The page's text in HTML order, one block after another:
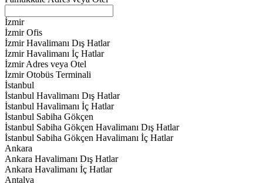
İzmir
İzmir Ofis
İzmir Havalimanı Dış Hatlar
İzmir Havalimanı İç Hatlar
İzmir Adres veya Otel
İzmir Otobüs Terminali
İstanbul
İstanbul Havalimanı Dış Hatlar
İstanbul Havalimanı İç Hatlar
İstanbul Sabiha Gökçen
İstanbul Sabiha Gökçen Havalimanı Dış Hatlar
İstanbul Sabiha Gökçen Havalimanı İç Hatlar
Ankara
Ankara Havalimanı Dış Hatlar
Ankara Havalimanı İç Hatlar
Antalya